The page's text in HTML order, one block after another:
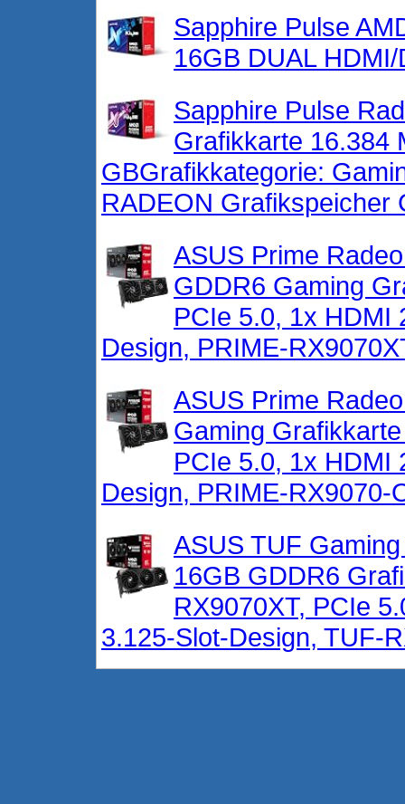
Sapphire Pulse
16GB DUAL
Sapphire Pulse
Grafikkarte 16.384
GBGrafikkategorie:
RADEON Grafikspeicher
ASUS Prime
GDDR6 Gaming
PCIe 5.0, 1x HDMI
Design, PRIME-
ASUS Prime
Gaming
PCIe 5.0, 1x HDMI
Design, PRIME-RX9070-
ASUS TUF
16GB GDDR6
RX9070XT, PCIe
3.125-Slot-Design, TUF-